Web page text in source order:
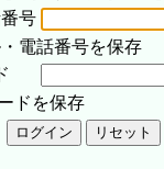
号
・電話番号を保存
ドを保存